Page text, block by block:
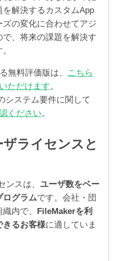
解決するカスタムApp
の変化に合わせてアジ
、将来の課題を解決す
無料評価版は、
こちら
ただけます。
システム要件に関して
ください。
ライセンスと
ンスは、 ユーザ数をベー
ログラムです。会社・団
内で、
FileMakerを利
きるお客様に適していま